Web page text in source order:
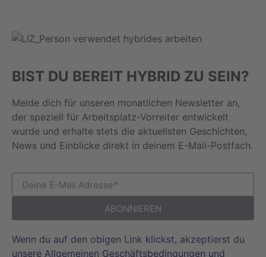
BIST DU BEREIT HYBRID ZU SEIN?
Melde dich für unseren monatlichen Newsletter an,
der speziell für Arbeitsplatz-Vorreiter entwickelt
wurde und erhalte stets die aktuellsten Geschichten,
News und Einblicke direkt in deinem E-Mail-Postfach.
ABONNIEREN
Wenn du auf den obigen Link klickst, akzeptierst du
unsere Allgemeinen Geschäftsbedingungen und